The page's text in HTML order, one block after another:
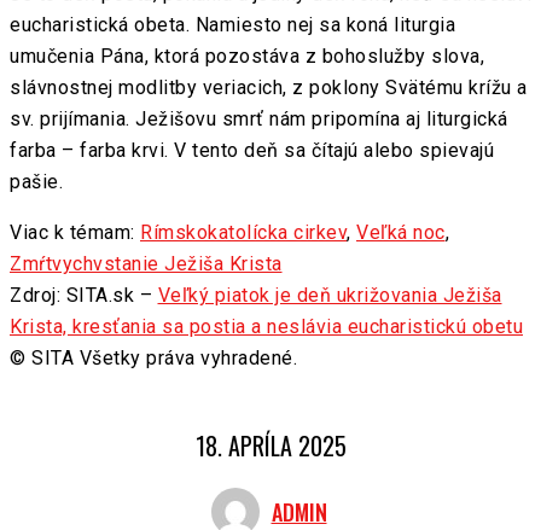
eucharistická obeta. Namiesto nej sa koná liturgia
umučenia Pána, ktorá pozostáva z bohoslužby slova,
slávnostnej modlitby veriacich, z poklony Svätému krížu a
sv. prijímania. Ježišovu smrť nám pripomína aj liturgická
farba – farba krvi. V tento deň sa čítajú alebo spievajú
pašie.
Viac k témam: Rímskokatolícka cirkev, Veľká noc,
Zmŕtvychvstanie Ježiša Krista
Zdroj: SITA.sk – Veľký piatok je deň ukrižovania Ježiša
Krista, kresťania sa postia a neslávia eucharistickú obetu
© SITA Všetky práva vyhradené.
18. APRÍLA 2025
ADMIN